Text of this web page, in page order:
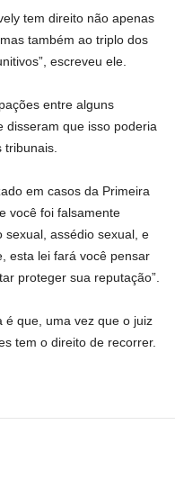
tem direito não apenas
também ao triplo dos
escreveu ele.
entre alguns
disseram que isso poderia
em casos da Primeira
você foi falsamente
sexual, assédio sexual, e
esta lei fará você pensar
proteger sua reputação”.
é que, uma vez que o juiz
tem o direito de recorrer.